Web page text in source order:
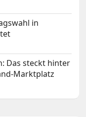
in
Das steckt hinter
Marktplatz